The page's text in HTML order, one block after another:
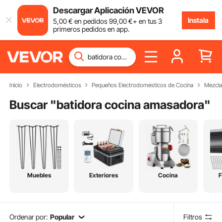
Descargar Aplicación VEVOR
5,00€ en pedidos99,00€+ en tus 3
primeros pedidos en app.
Instala
Inicio Electrodomésticos Pequeños Electrodomésticos de Cocina
Buscar "batidora cocina amasadora"
Muebles Exteriores Cocina
Ordenar por: Popular Filtros